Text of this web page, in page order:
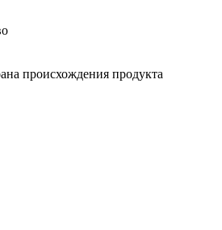
происхождения продукта